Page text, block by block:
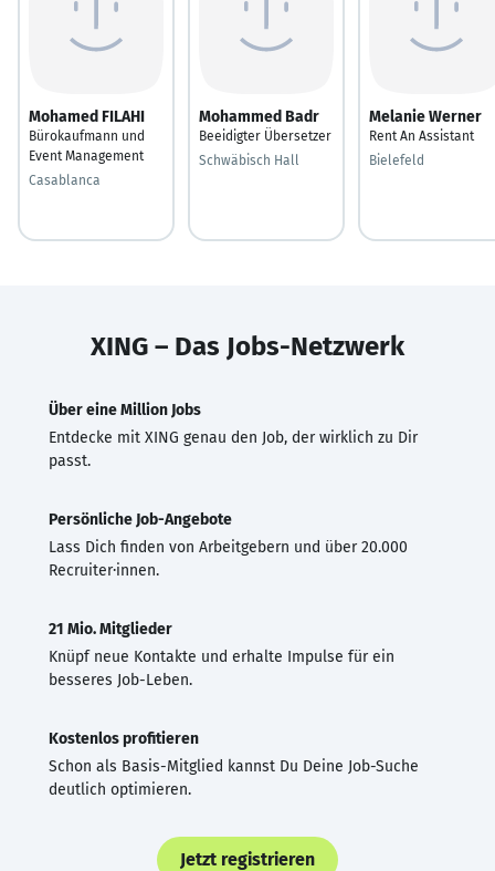
Mohamed FILAHI
Bürokaufmann und
Event Management
Casablanca
Mohammed Badr
Beeidigter Übersetzer
Schwäbisch Hall
Melanie Werner
Rent An Assistant
Bielefeld
XING – Das Jobs-Netzwerk
Über eine Million Jobs
Entdecke mit XING genau den Job, der wirklich zu Dir
passt.
Persönliche Job-Angebote
Lass Dich finden von Arbeitgebern und über 20.000
Recruiter·innen.
21 Mio. Mitglieder
Knüpf neue Kontakte und erhalte Impulse für ein
besseres Job-Leben.
Kostenlos profitieren
Schon als Basis-Mitglied kannst Du Deine Job-Suche
deutlich optimieren.
Jetzt registrieren